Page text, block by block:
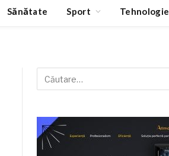
Sănătate Sport Tehnologie